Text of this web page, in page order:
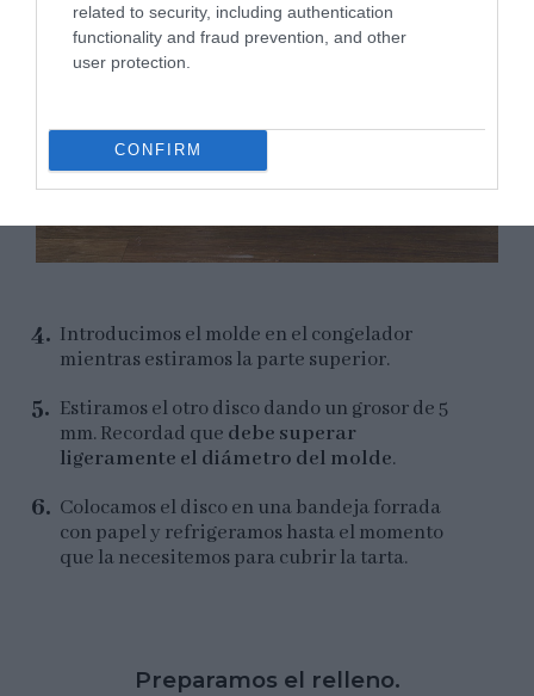
related to security, including authentication
functionality and fraud prevention, and other
user protection.
CONFIRM
Introducimos el molde en el congelador
mientras estiramos la parte superior.
Estiramos el otro disco dando un grosor de 5
mm. Recordad que debe superar
ligeramente el diámetro del molde.
Colocamos el disco en una bandeja forrada
con papel y refrigeramos hasta el momento
que la necesitemos para cubrir la tarta.
Preparamos el relleno.